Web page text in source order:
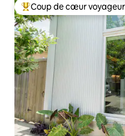
Coups de cœur
Coup de cœur